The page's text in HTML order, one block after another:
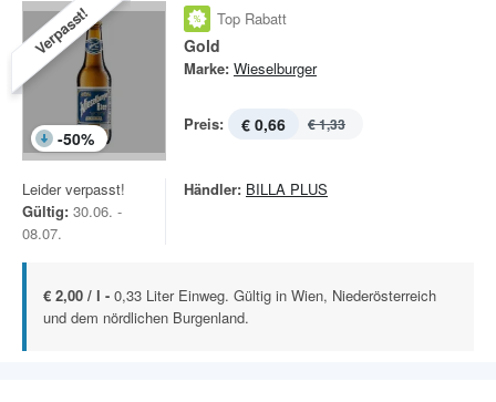
Verpasst!
-50%
Top Rabatt
Gold
Marke: Wieselburger
Preis: € 0,66 € 1,33
Leider verpasst!
Gültig: 30.06. -
08.07.
Händler: BILLA PLUS
€ 2,00 / l - 0,33 Liter Einweg. Gültig in Wien, Niederösterreich
und dem nördlichen Burgenland.